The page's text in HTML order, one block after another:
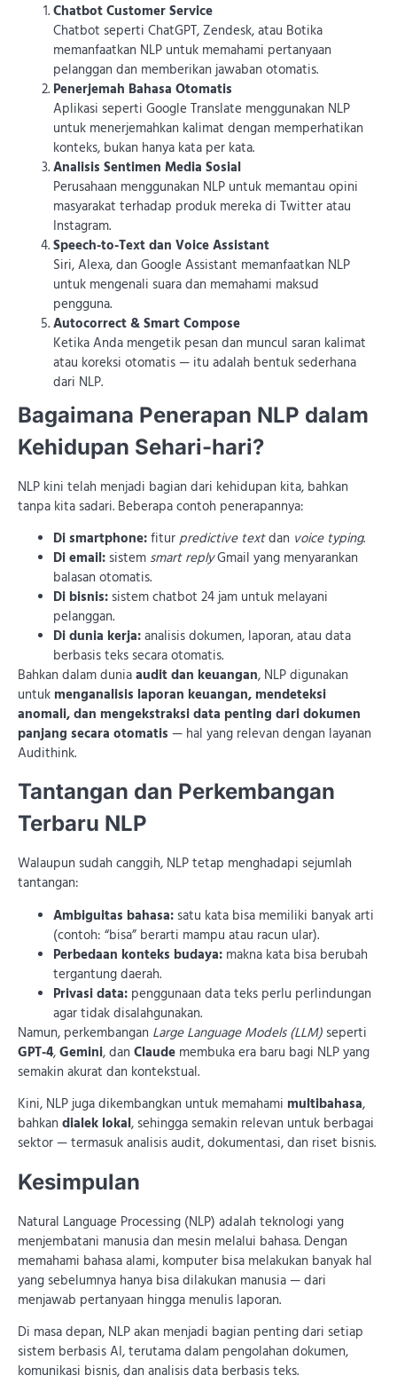
Chatbot Customer Service
Chatbot seperti ChatGPT, Zendesk, atau Botika
memanfaatkan NLP untuk memahami pertanyaan
pelanggan dan memberikan jawaban otomatis.
Penerjemah Bahasa Otomatis
Aplikasi seperti Google Translate menggunakan NLP
untuk menerjemahkan kalimat dengan memperhatikan
konteks, bukan hanya kata per kata.
Analisis Sentimen Media Sosial
Perusahaan menggunakan NLP untuk memantau opini
masyarakat terhadap produk mereka di Twitter atau
Instagram.
Speech-to-Text dan Voice Assistant
Siri, Alexa, dan Google Assistant memanfaatkan NLP
untuk mengenali suara dan memahami maksud
pengguna.
Autocorrect & Smart Compose
Ketika Anda mengetik pesan dan muncul saran kalimat
atau koreksi otomatis — itu adalah bentuk sederhana
dari NLP.
Bagaimana Penerapan NLP dalam
Kehidupan Sehari-hari?
NLP kini telah menjadi bagian dari kehidupan kita, bahkan
tanpa kita sadari. Beberapa contoh penerapannya:
Di smartphone:fitur predictive textdan voice typing.
Di email: sistem smart replyGmail yang menyarankan
balasan otomatis.
Di bisnis: sistem chatbot 24 jam untuk melayani
pelanggan.
Di dunia kerja:analisis dokumen, laporan, atau data
berbasis teks secara otomatis.
Bahkan dalam duniaaudit dan keuangan, NLP digunakan
untuk menganalisis laporan keuangan, mendeteksi
anomali, dan mengekstraksi data penting dari dokumen
panjang secara otomatis — hal yang relevan dengan layanan
Audithink.
Tantangan dan Perkembangan
Terbaru NLP
Walaupun sudah canggih, NLP tetap menghadapi sejumlah
tantangan:
Ambiguitas bahasa: satu kata bisa memiliki banyak arti
(contoh: “bisa” berarti mampu atau racun ular).
Perbedaan konteks budaya: makna kata bisa berubah
tergantung daerah.
Privasi data: penggunaan data teks perlu perlindungan
agar tidak disalahgunakan.
Namun, perkembangan Large Language Models (LLM) seperti
GPT-4,Gemini, dan Claude membuka era baru bagi NLP yang
semakin akurat dan kontekstual.
Kini, NLP juga dikembangkan untuk memahami multibahasa,
bahkan dialek lokal, sehingga semakin relevan untuk berbagai
sektor — termasuk analisis audit, dokumentasi, dan riset bisnis.
Kesimpulan
Natural Language Processing (NLP) adalah teknologi yang
menjembatani manusia dan mesin melalui bahasa. Dengan
memahami bahasa alami, komputer bisa melakukan banyak hal
yang sebelumnya hanya bisa dilakukan manusia — dari
menjawab pertanyaan hingga menulis laporan.
Di masa depan, NLP akan menjadi bagian penting dari setiap
sistem berbasis AI, terutama dalam pengolahan dokumen,
komunikasi bisnis, dan analisis data berbasis teks.